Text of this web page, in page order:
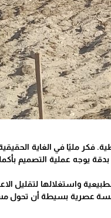
فكر مليًا في الغاية
بدقة يوجه عملية التصميم
واستغلالها لتقليل
عصرية بسيطة أن تحول